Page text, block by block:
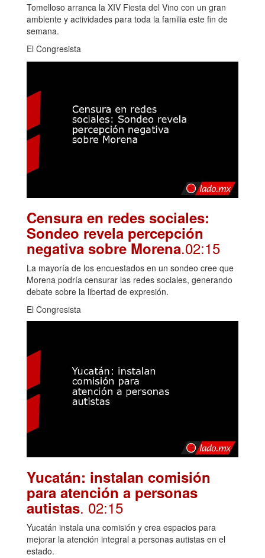
Tomelloso arranca la XIV Fiesta del Vino con un gran
ambiente y actividades para toda la familia este fin de
semana.
El Congresista
Censura en redes sociales:
Sondeo revela percepción
negativa sobre Morena.02:15
La mayoría de los encuestados en un sondeo cree que
Morena podría censurar las redes sociales, generando
debate sobre la libertad de expresión.
El Congresista
Yucatán: instalan comisión
para atención a personas
autistas. 02:15
Yucatán instala una comisión y crea espacios para
mejorar la atención integral a personas autistas en el
estado.